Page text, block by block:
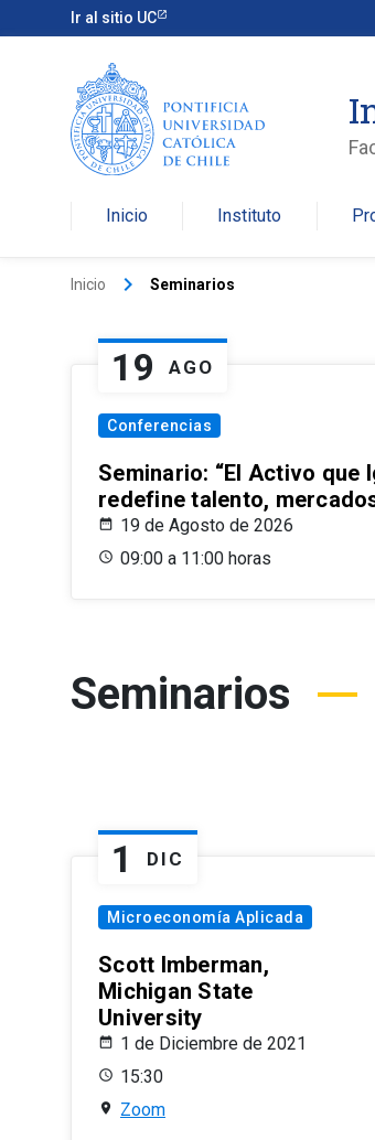
Ir al sitio UC
Inicio Instituto
Inicio keyboard_arrow_right Seminarios
19 AGO
Conferencias
Seminario: “El Activo que
redefine talento,
19 de Agosto de 2026
09:00 a 11:00 horas
Seminarios
1 DIC
Microeconomía Aplicada
Scott Imberman,
Michigan State
University
1 de Diciembre de 2021
15:30
Zoom